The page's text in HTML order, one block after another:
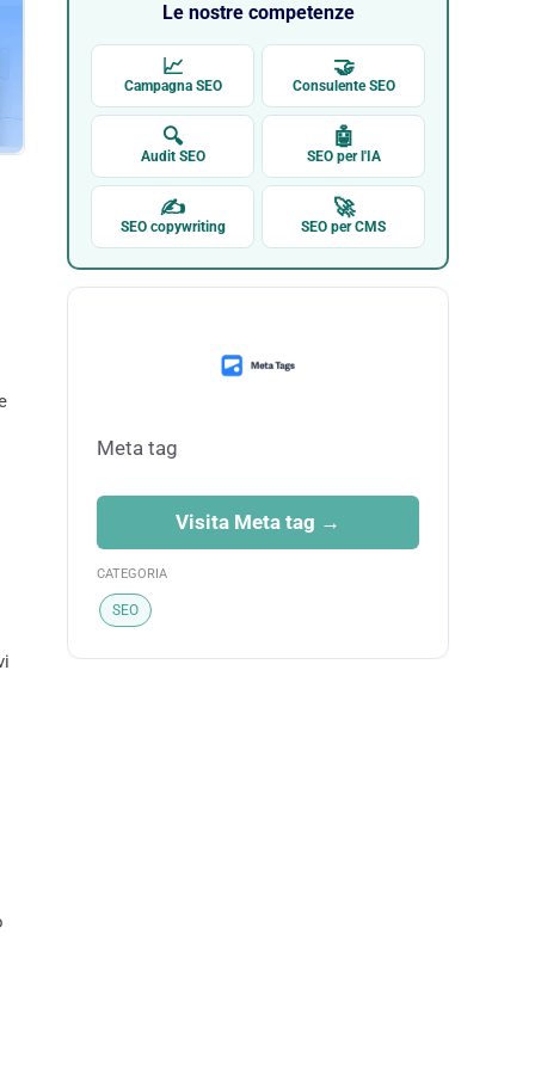
Le nostre competenze
📈
Campagna SEO
🤝
Consulente SEO
🔍
Audit SEO
🤖
SEO per l'IA
✍
SEO copywriting
🚀
SEO per CMS
Meta tag
Visita Meta tag →
CATEGORIA
SEO